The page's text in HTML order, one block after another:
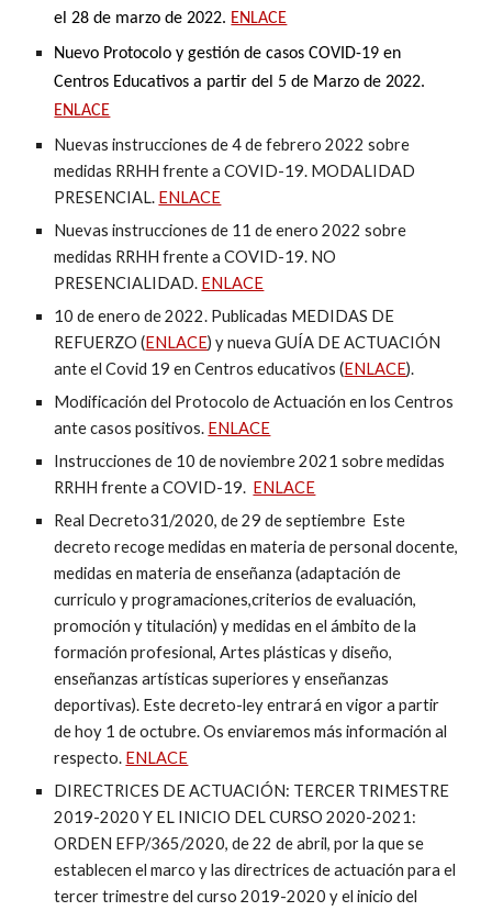
el 28 de marzo de 2022. ENLACE
Nuevo Protocolo y gestión de casos COVID-19 en
Centros Educativos a partir del 5 de Marzo de 2022.
ENLACE
Nuevas instrucciones de4defebrero 2022 sobre
medidas RRHH frente a COVID-19. MODALIDAD
PRESENCIAL. ENLACE
Nuevas instrucciones de 11 de enero 2022 sobre
medidas RRHH frente a COVID-19. NO
PRESENCIALIDAD. ENLACE
10 de enero de 2022. Publicadas MEDIDAS DE
REFUERZO (ENLACE) y nueva GUÍA DE ACTUACIÓN
ante el Covid 19 en Centros educativos (ENLACE).
Modificación del Protocolo de Actuación en los Centros
ante casos positivos. ENLACE
Instrucciones de 10 de noviembre 2021 sobre medidas
RRHH frente a COVID-19. ENLACE
Real Decreto31/2020, de 29 de septiembre Este
decreto recoge medidas en materia de personal docente,
medidas en materia de enseñanza (adaptación de
curriculo y programaciones,criterios de evaluación,
promoción y titulación) y medidas en el ámbito de la
formación profesional, Artes plásticas y diseño,
enseñanzas artísticas superiores y enseñanzas
deportivas). Este decreto-ley entrará en vigor a partir
de hoy 1 de octubre. Os enviaremos más información al
respecto. ENLACE
DIRECTRICES DE ACTUACIÓN: TERCER TRIMESTRE
2019-2020 Y EL INICIO DEL CURSO 2020-2021:
ORDEN EFP/365/2020, de 22 de abril, por la que se
establecen el marco y las directrices de actuación para el
tercer trimestre del curso 2019-2020 y el inicio del